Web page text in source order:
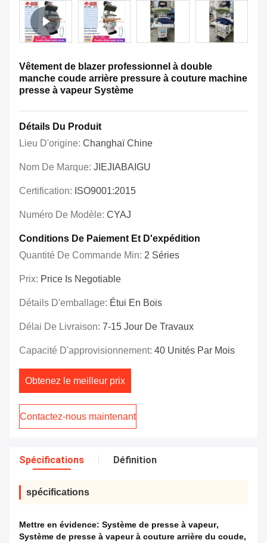
Vêtement de blazer professionnel à double
manche coude arrière pressure à couture machine
presse à vapeur Système
Détails Du Produit
Lieu D'origine: Changhaï Chine
Nom De Marque: JIEJIABAIGU
Certification: ISO9001:2015
Numéro De Modèle: CYAJ
Conditions De Paiement Et D'expédition
Quantité De Commande Min: 2 Séries
Prix: Price Is Negotiable
Détails D'emballage: Étui En Bois
Délai De Livraison: 7-15 Jour De Travaux
Capacité D'approvisionnement: 40 Unités Par Mois
Obtenez le meilleur prix
Contactez-nous maintenant
Spécifications Définition
spécifications
Mettre en évidence: Système de presse à vapeur,
Système de presse à vapeur à couture arrière du coude,